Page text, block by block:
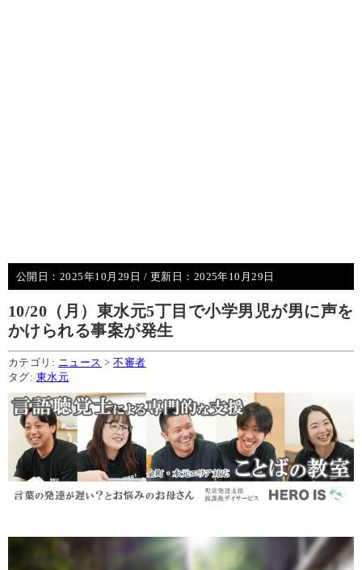
公開日： 2025年10月29日 / 更新日： 2025年10月29日
10/20（月）東水元5丁目で小学男児が男に声を
かけられる事案が発生
カテゴリ: ニュース >不審者
タグ: 東水元